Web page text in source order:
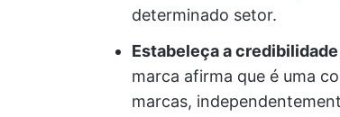
determinado setor.
Estabeleça a
marca afirma que é uma
marcas,